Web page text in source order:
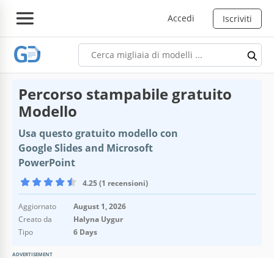
Accedi Iscriviti
Percorso stampabile gratuito
Modello
Usa questo gratuito modello con
Google Slides and Microsoft
PowerPoint
4.25 (1 recensioni)
Aggiornato
August 1, 2026
Creato da
Halyna Uygur
Tipo
6 Days
ADVERTISEMENT